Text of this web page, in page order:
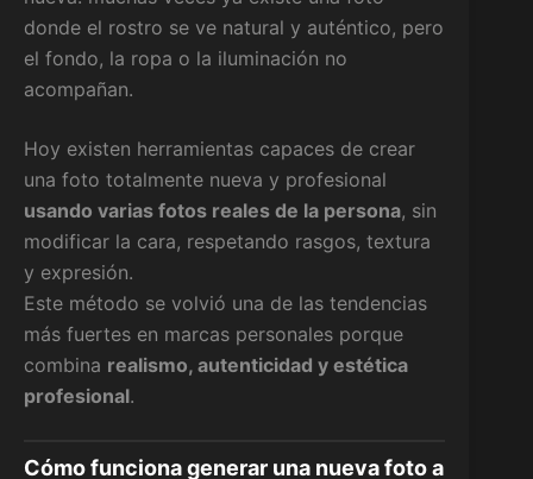
donde el rostro se ve natural y auténtico, pero
el fondo, la ropa o la iluminación no
acompañan.
Hoy existen herramientas capaces de crear
una foto totalmente nueva y profesional
usando varias fotos reales de la persona, sin
modificar la cara, respetando rasgos, textura
y expresión.
Este método se volvió una de las tendencias
más fuertes en marcas personales porque
combina realismo, autenticidad y estética
profesional.
Cómo funciona generar una nueva foto a